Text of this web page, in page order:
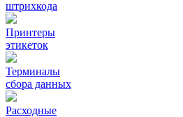
штрихкода
Принтеры
этикеток
Терминалы
сбора данных
Расходные